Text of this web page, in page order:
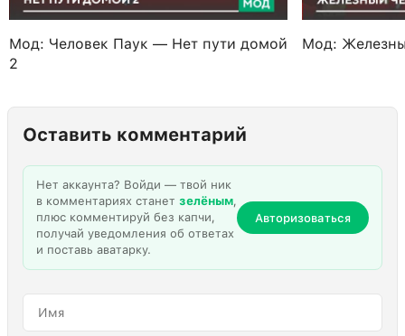
Мод: Человек Паук — Нет пути домой
2
Мод:
Оставить комментарий
Нет аккаунта? Войди — твой ник
в комментариях станет зелёным,
плюс комментируй без капчи,
получай уведомления об ответах
и поставь аватарку.
Авторизоваться